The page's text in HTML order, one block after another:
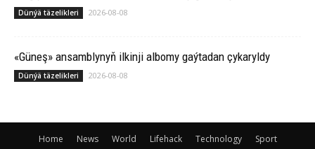
Dünýä täzelikleri 2026-08-08
«Güneş» ansamblynyň ilkinji albomy gaýtadan çykaryldy
Dünýä täzelikleri 2026-08-08
Home News World Lifehack Technology Sport